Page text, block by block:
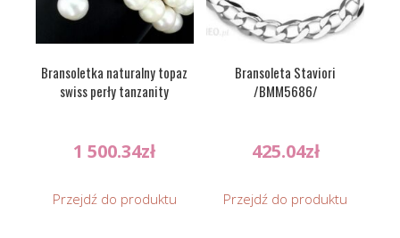
Bransoletka naturalny topaz
swiss perły tanzanity
1 500.34zł
Przejdź do produktu
Bransoleta Staviori
/BMM5686/
425.04zł
Przejdź do produktu